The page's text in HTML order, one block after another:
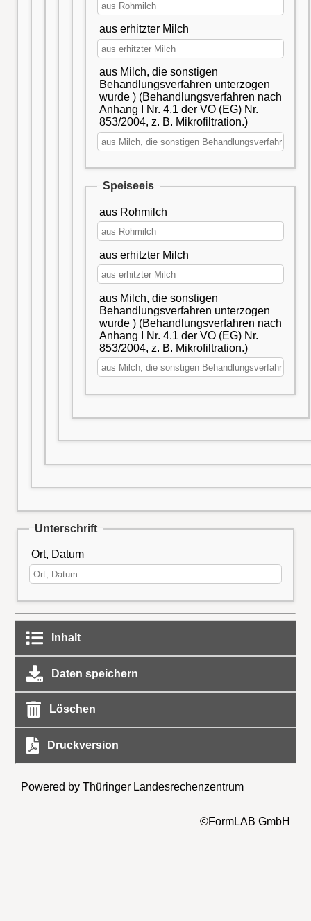
aus erhitzter Milch
aus Milch, die sonstigen
Behandlungsverfahren unterzogen
wurde ) (Behandlungsverfahren nach
Anhang I Nr. 4.1 der VO (EG) Nr.
853/2004, z. B. Mikrofiltration.)
Speiseeis
aus Rohmilch
aus erhitzter Milch
aus Milch, die sonstigen
Behandlungsverfahren unterzogen
wurde ) (Behandlungsverfahren nach
Anhang I Nr. 4.1 der VO (EG) Nr.
853/2004, z. B. Mikrofiltration.)
Unterschrift
Ort, Datum
Inhalt
Daten speichern
Löschen
Druckversion
Powered by Thüringer Landesrechenzentrum
©FormLAB GmbH